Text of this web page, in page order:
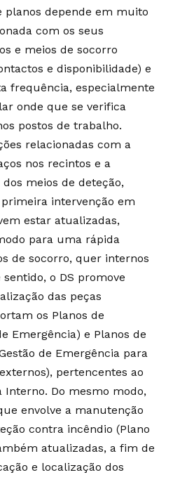
planos depende em muito
com os seus
e meios de socorro
e disponibilidade) e
frequência, especialmente
onde que se verifica
postos de trabalho.
relacionadas com a
nos recintos e a
meios de deteção,
intervenção em
estar atualizadas,
para uma rápida
de socorro, quer internos
o DS promove
das peças
os Planos de
Emergência) e Planos de
de Emergência para
pertencentes ao
Interno. Do mesmo modo,
envolve a manutenção
contra incêndio (Plano
atualizadas, a fim de
e localização dos